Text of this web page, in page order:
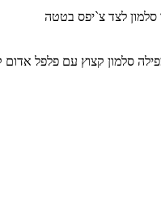
סלמון לצד צ`יפס בטטה
סלמון קצוץ עם פלפל אדום קלוי ובצל